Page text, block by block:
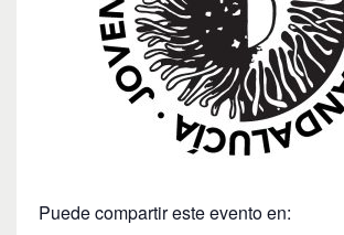
Puede compartir este evento en: